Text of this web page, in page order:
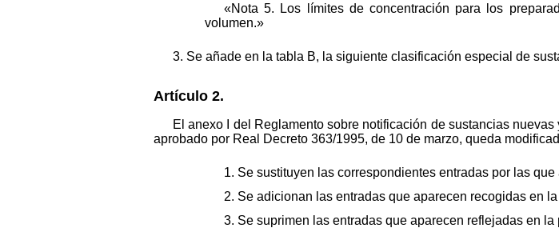
«Nota 5. Los límites de concentración para los
volumen.»
3. Se añade en la tabla B, la siguiente clasificación especial de
Artículo 2.
El anexo I del Reglamento sobre notificación de sustancias
aprobado por Real Decreto 363/1995, de 10 de marzo, queda
1. Se sustituyen las correspondientes entradas por las
2. Se adicionan las entradas que aparecen recogidas en
3. Se suprimen las entradas que aparecen reflejadas en